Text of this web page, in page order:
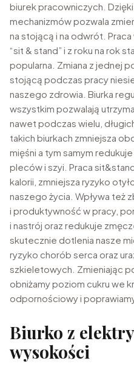
biurek pracowniczych.
mechanizmów pozwala
na stojącą i na odwrót.
“sit & stand” i z roku na rok
popularna. Zmiana z jednej
stojącą podczas pracy
naszego zdrowia. Biurka
wszystkim pozwalają
nawet podczas wielu,
takich biurkach zmniejsza
mięśni a tym samym
pleców i szyi. Praca
kalorii, zmniejsza ryzyko
naszego życia. Wpływa też
i produktywność w pracy,
i nastrój oraz redukuje
skutecznie dotlenia nasze
ryzyko chorób serca oraz
szkieletowych. Zmieniając
obniżamy poziom cukru we
odpornościowy i
Biurko z
wysokości